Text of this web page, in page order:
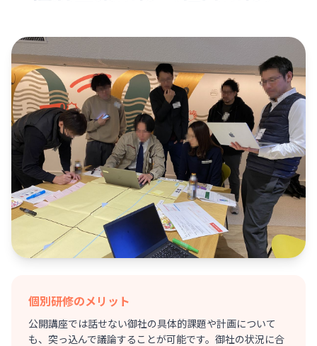
個別研修のメリット
公開講座では話せない御社の具体的課題や計画について
も、突っ込んで議論することが可能です。御社の状況に合